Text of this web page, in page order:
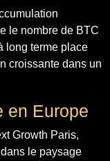
le nombre de BTC
long terme place
croissante dans un
en Europe
Growth Paris,
le paysage